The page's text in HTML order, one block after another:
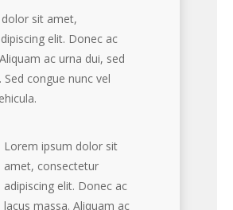
sit amet,
elit. Donec ac
ac urna dui, sed
Sed congue nunc vel
Lorem ipsum dolor sit
amet, consectetur
adipiscing elit. Donec ac
lacus massa. Aliquam ac